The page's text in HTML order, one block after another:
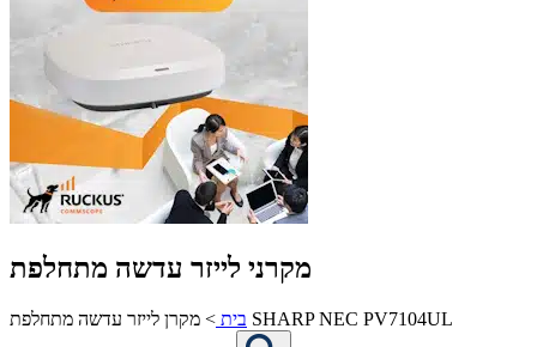
מקרני לייזר עדשה מתחלפת
בית > מקרן לייזר עדשה מתחלפת SHARP NEC PV7104UL